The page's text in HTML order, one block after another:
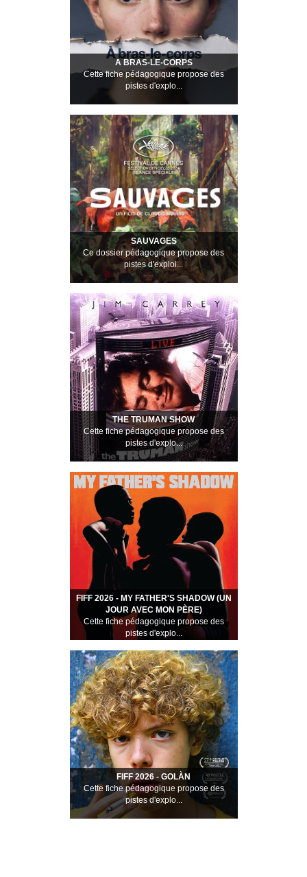
A BRAS-LE-CORPS
Cette fiche pédagogique propose des
pistes d'explo...
SAUVAGES
Ce dossier pédagogique propose des
pistes d'exploi...
THE TRUMAN SHOW
Cette fiche pédagogique propose des
pistes d'explo...
FIFF 2026 - MY FATHER'S SHADOW (UN
JOUR AVEC MON PÈRE)
Cette fiche pédagogique propose des
pistes d'explo...
FIFF 2026 - GOLÀN
Cette fiche pédagogique propose des
pistes d'explo...